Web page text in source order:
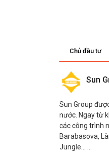
Chủ đầu tư
Sun
Sun Group
nước. Ngay từ
các công trình
Barabasova,
Jungle… ...